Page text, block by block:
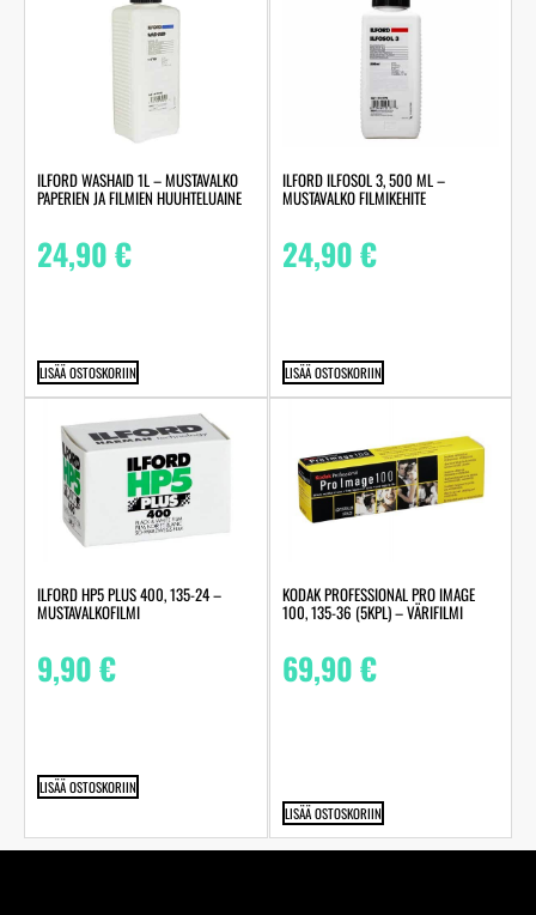
ILFORD WASHAID 1L – MUSTAVALKO
PAPERIEN JA FILMIEN HUUHTELUAINE
24,90€
LISÄÄ OSTOSKORIIN
ILFORD ILFOSOL 3, 500 ML –
MUSTAVALKO FILMIKEHITE
24,90€
LISÄÄ OSTOSKORIIN
ILFORD HP5 PLUS 400, 135-24 –
MUSTAVALKOFILMI
9,90€
LISÄÄ OSTOSKORIIN
KODAK PROFESSIONAL PRO IMAGE
100, 135-36 (5KPL) – VÄRIFILMI
69,90€
LISÄÄ OSTOSKORIIN